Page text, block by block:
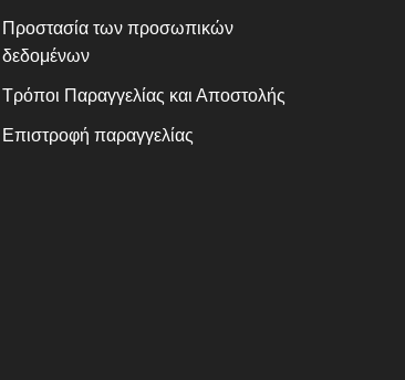
Προστασία των προσωπικών
δεδομένων
Τρόποι Παραγγελίας και Αποστολής
Επιστροφή παραγγελίας